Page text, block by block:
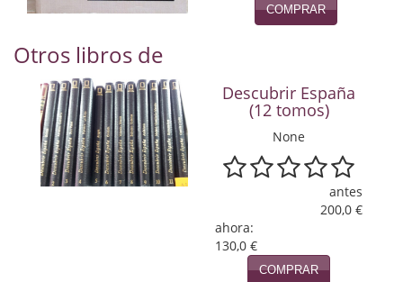
Otros idiomas
Papás, Mamás, bebés...
Papás, Mamás, Bebés...
Papás, Mamás, Bebés…
COMPRAR
Otros libros de
Descubrir España
(12 tomos)
None
antes
200,0 €
ahora:
130,0 €
COMPRAR